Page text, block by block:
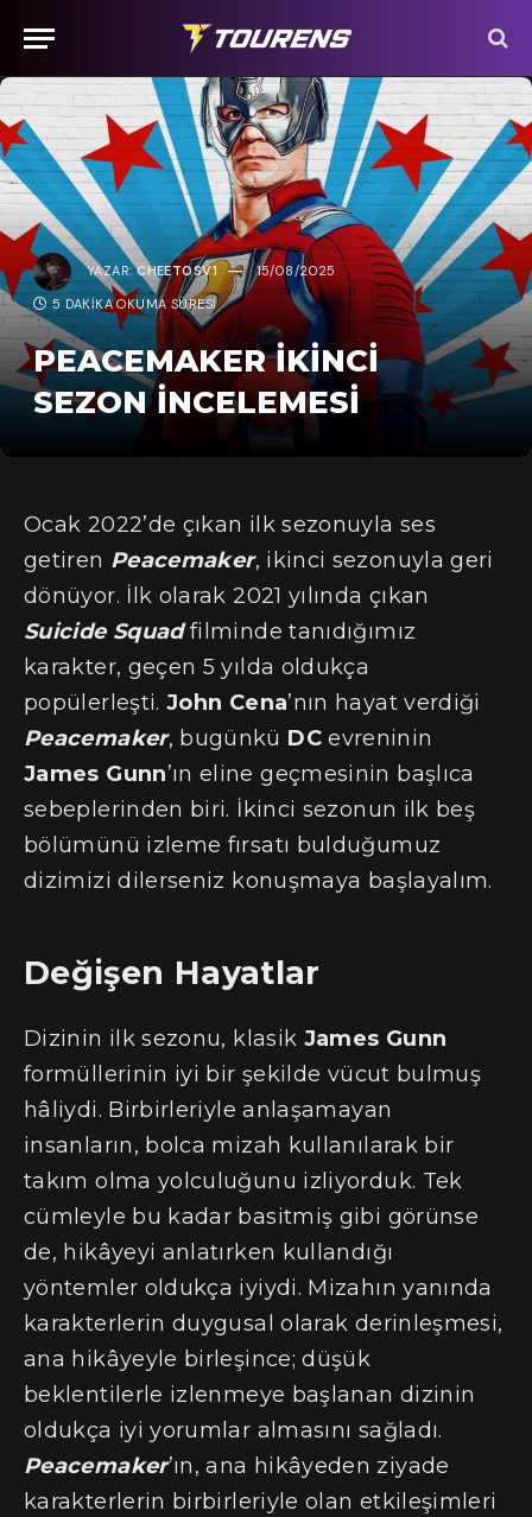
YAZAR: CHEETOSV1 15/08/2025
5 DAKIKA OKUMA SÜRESI
PEACEMAKER İKINCI
SEZON İNCELEMESI
Ocak 2022’de çıkan ilk sezonuyla ses
getiren Peacemaker, ikinci sezonuyla geri
dönüyor. İlk olarak 2021 yılında çıkan
Suicide Squadfilminde tanıdığımız
karakter, geçen 5 yılda oldukça
popülerleşti.John Cena’nın hayat verdiği
Peacemaker, bugünkü DCevreninin
James Gunn’ın eline geçmesinin başlıca
sebeplerinden biri. İkinci sezonun ilk beş
bölümünü izleme fırsatı bulduğumuz
dizimizi dilerseniz konuşmaya başlayalım.
Değişen Hayatlar
Dizinin ilk sezonu, klasik James Gunn
formüllerinin iyi bir şekilde vücut bulmuş
hâliydi. Birbirleriyle anlaşamayan
insanların, bolca mizah kullanılarak bir
takım olma yolculuğunu izliyorduk. Tek
cümleyle bu kadar basitmiş gibi görünse
de, hikâyeyi anlatırken kullandığı
yöntemler oldukça iyiydi. Mizahın yanında
karakterlerin duygusal olarak derinleşmesi,
ana hikâyeyle birleşince; düşük
beklentilerle izlenmeye başlanan dizinin
oldukça iyi yorumlar almasını sağladı.
Peacemaker’ın, ana hikâyeden ziyade
karakterlerin birbirleriyle olan etkileşimleri